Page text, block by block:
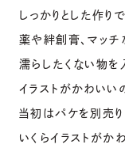
しっかりとした作り
薬や絆創膏、マッチ
濡らしたくない物を
イラストがかわいい
当初はパケを別売り
いくらイラストがか